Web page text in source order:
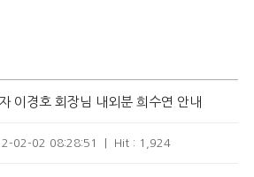
이경호 회장님 내외분 희수연 안내
02-02 08:28:51 Hit : 1,924